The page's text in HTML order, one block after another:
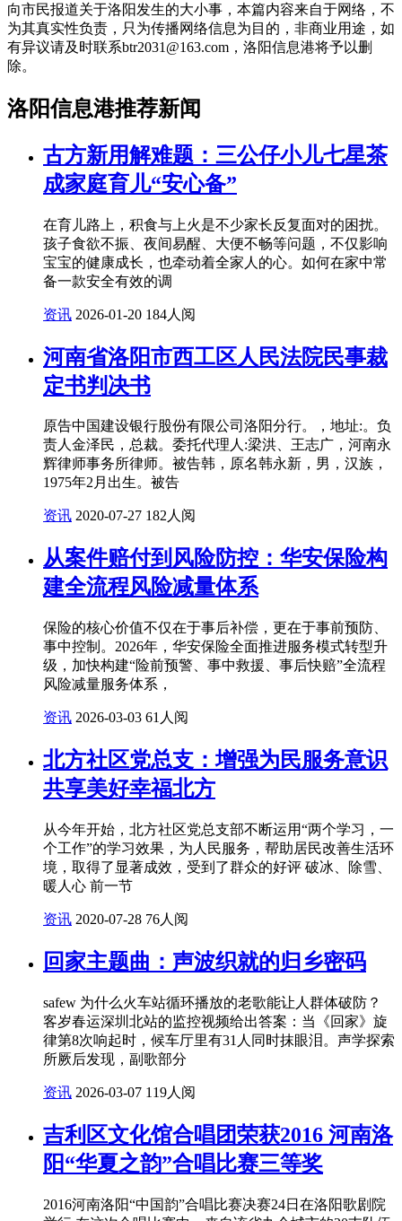
向市民报道关于洛阳发生的大小事，本篇内容来自于网络，不
为其真实性负责，只为传播网络信息为目的，非商业用途，如
有异议请及时联系btr2031@163.com，洛阳信息港将予以删
除。
洛阳信息港推荐新闻
古方新用解难题：三公仔小儿七星茶
成家庭育儿“安心备”
在育儿路上，积食与上火是不少家长反复面对的困扰。
孩子食欲不振、夜间易醒、大便不畅等问题，不仅影响
宝宝的健康成长，也牵动着全家人的心。如何在家中常
备一款安全有效的调
资讯 2026-01-20 184人阅
河南省洛阳市西工区人民法院民事裁
定书判决书
原告中国建设银行股份有限公司洛阳分行。，地址:。负
责人金泽民，总裁。委托代理人:梁洪、王志广，河南永
辉律师事务所律师。被告韩，原名韩永新，男，汉族，
1975年2月出生。被告
资讯 2020-07-27 182人阅
从案件赔付到风险防控：华安保险构
建全流程风险减量体系
保险的核心价值不仅在于事后补偿，更在于事前预防、
事中控制。2026年，华安保险全面推进服务模式转型升
级，加快构建“险前预警、事中救援、事后快赔”全流程
风险减量服务体系，
资讯 2026-03-03 61人阅
北方社区党总支：增强为民服务意识
共享美好幸福北方
从今年开始，北方社区党总支部不断运用“两个学习，一
个工作”的学习效果，为人民服务，帮助居民改善生活环
境，取得了显著成效，受到了群众的好评 破冰、除雪、
暖人心 前一节
资讯 2020-07-28 76人阅
回家主题曲：声波织就的归乡密码
safew 为什么火车站循环播放的老歌能让人群体破防？
客岁春运深圳北站的监控视频给出答案：当《回家》旋
律第8次响起时，候车厅里有31人同时抹眼泪。声学探索
所厥后发现，副歌部分
资讯 2026-03-07 119人阅
吉利区文化馆合唱团荣获2016 河南洛
阳“华夏之韵”合唱比赛三等奖
2016河南洛阳“中国韵”合唱比赛决赛24日在洛阳歌剧院